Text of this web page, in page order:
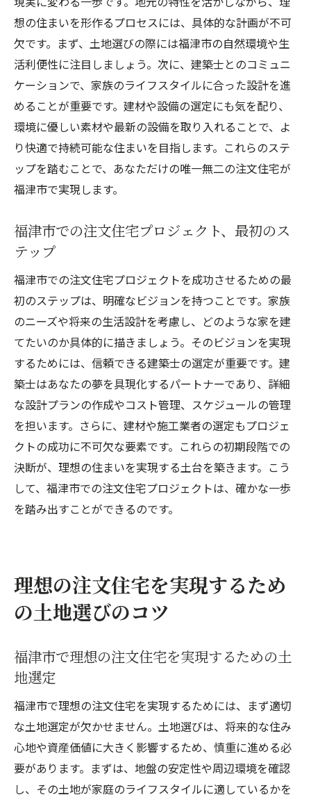
施工中に知っておくべき注文住宅の進捗管理方
法
福津市での注文住宅施工中の重要な進捗管
理ポイント
注文住宅施工中における進捗確認のコツ
福津市の注文住宅施工管理で知っておくべ
きこと
施工段階での進捗管理が注文住宅成功の鍵
注文住宅施工中の進捗管理で気を付けるべ
福津市での注文住宅施工中の効果的な進捗
完成した注文住宅で新生活を楽しむための準備
新生活を始める前に知っておきたい福津市
での準備
完成した注文住宅での暮らしを楽しむため
の準備
福津市で新生活を始めるための注文住宅準
備ガイド
新しい注文住宅での快適な生活を始める方
法
福津市の新しい住まいでの生活準備のポイ
ント
福津市での注文住宅プロジェクトを未来への第
一歩に
福津市の注文住宅が未来の生活を形作る
歩に
性
未来へのビジョンを福津市の注文住宅で実
現
福津市での注文住宅が開く新しい生活の扉
福津市で注文住宅を通じて築く未来のステ
想の住まいを形作るプロセスには、具体的な計画が不可
欠です。まず、土地選びの際には福津市の自然環境や生
活利便性に注目しましょう。次に、建築士とのコミュニ
ケーションで、家族のライフスタイルに合った設計を進
めることが重要です。建材や設備の選定にも気を配り、
環境に優しい素材や最新の設備を取り入れることで、よ
り快適で持続可能な住まいを目指します。これらのステ
ップを踏むことで、あなただけの唯一無二の注文住宅が
福津市で実現します。
福津市での注文住宅プロジェクト、最初のス
テップ
福津市での注文住宅プロジェクトを成功させるための最
初のステップは、明確なビジョンを持つことです。家族
のニーズや将来の生活設計を考慮し、どのような家を建
てたいのか具体的に描きましょう。そのビジョンを実現
するためには、信頼できる建築士の選定が重要です。建
築士はあなたの夢を具現化するパートナーであり、詳細
な設計プランの作成やコスト管理、スケジュールの管理
を担います。さらに、建材や施工業者の選定もプロジェ
クトの成功に不可欠な要素です。これらの初期段階での
決断が、理想の住まいを実現する土台を築きます。こう
して、福津市での注文住宅プロジェクトは、確かな一歩
を踏み出すことができるのです。
理想の注文住宅を実現するため
の土地選びのコツ
福津市で理想の注文住宅を実現するための土
地選定
福津市で理想の注文住宅を実現するためには、まず適切
な土地選定が欠かせません。土地選びは、将来的な住み
心地や資産価値に大きく影響するため、慎重に進める必
要があります。まずは、地盤の安定性や周辺環境を確認
し、その土地が家庭のライフスタイルに適しているかを